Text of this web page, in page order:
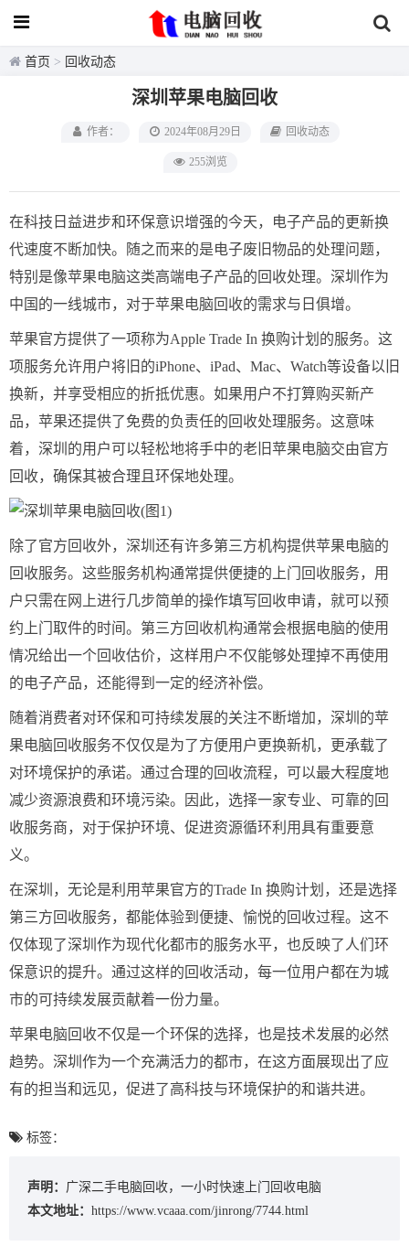
首页 > 回收动态
深圳苹果电脑回收
作者： 2024年08月29日 回收动态
255浏览
在科技日益进步和环保意识增强的今天，电子产品的更新换
代速度不断加快。随之而来的是电子废旧物品的处理问题，
特别是像苹果电脑这类高端电子产品的回收处理。深圳作为
中国的一线城市，对于苹果电脑回收的需求与日俱增。
苹果官方提供了一项称为Apple Trade In 换购计划的服务。这
项服务允许用户将旧的iPhone、iPad、Mac、Watch等设备以旧
换新，并享受相应的折抵优惠。如果用户不打算购买新产
品，苹果还提供了免费的负责任的回收处理服务。这意味
着，深圳的用户可以轻松地将手中的老旧苹果电脑交由官方
回收，确保其被合理且环保地处理。
除了官方回收外，深圳还有许多第三方机构提供苹果电脑的
回收服务。这些服务机构通常提供便捷的上门回收服务，用
户只需在网上进行几步简单的操作填写回收申请，就可以预
约上门取件的时间。第三方回收机构通常会根据电脑的使用
情况给出一个回收估价，这样用户不仅能够处理掉不再使用
的电子产品，还能得到一定的经济补偿。
随着消费者对环保和可持续发展的关注不断增加，深圳的苹
果电脑回收服务不仅仅是为了方便用户更换新机，更承载了
对环境保护的承诺。通过合理的回收流程，可以最大程度地
减少资源浪费和环境污染。因此，选择一家专业、可靠的回
收服务商，对于保护环境、促进资源循环利用具有重要意
义。
在深圳，无论是利用苹果官方的Trade In 换购计划，还是选择
第三方回收服务，都能体验到便捷、愉悦的回收过程。这不
仅体现了深圳作为现代化都市的服务水平，也反映了人们环
保意识的提升。通过这样的回收活动，每一位用户都在为城
市的可持续发展贡献着一份力量。
苹果电脑回收不仅是一个环保的选择，也是技术发展的必然
趋势。深圳作为一个充满活力的都市，在这方面展现出了应
有的担当和远见，促进了高科技与环境保护的和谐共进。
标签：
声明： 广深二手电脑回收，一小时快速上门回收电脑
本文地址： https://www.vcaaa.com/jinrong/7744.html